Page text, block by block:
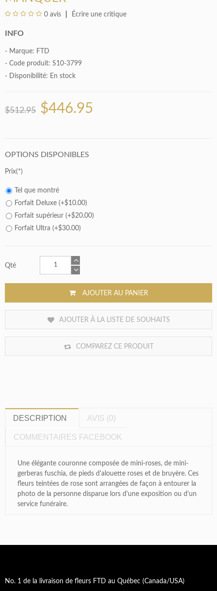
0 avis Écrire une critique
INFO
- Marque: FTD
- Code produit: S10-3799
- Disponibilité: En stock
$512.95 $446.95
OPTIONS DISPONIBLES
Prix
Tel que montré
Forfait Deluxe (+$10.00)
Forfait supérieur (+$20.00)
Forfait Ultra (+$30.00)
Qté
AJOUTER AU PANIER
AJOUTER À LA LISTE DE SOUHAITS
COMPAREZ CE PRODUIT
DESCRIPTION AVIS (0)
COMMENTAIRES FACEBOOK
Une élégante couronne composée de mini-roses, de mini-
gerberas fuschia, de pieds d'alouette roses et de bruyère. Ces
fleurs teintées de rose sont arrangées de façon à entourer la
photo de la personne disparue lors d'une exposition ou d'un
service funéraire.
No. 1 de la livraison de fleurs FTD au Québec (Canada/USA)